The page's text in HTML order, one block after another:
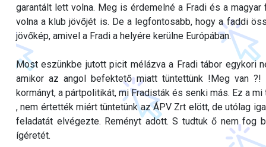
garantált lett volna. Meg is érdemelné a Fradi és a
volna a klub jövőjét is. De a legfontosabb, hogy a faddi
jövőkép, amivel a Fradi a helyére kerülne Európában.
Most eszünkbe jutott picit mélázva a Fradi tábor egykori
amikor az angol befektető miatt tüntettünk !Meg van
kormányt, a pártpolitikát, mi Fradisták és senki más. Ez a
, nem értették miért tüntetünk az ÁPV Zrt elött, de utólag
feladatát elvégezte. Reményt adott. S tudtuk ő nem
ígéretét.